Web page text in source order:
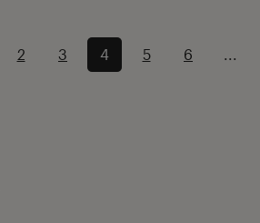
2 3 4 5 6 ...